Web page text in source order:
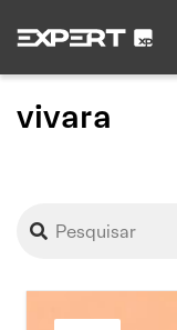
vivara